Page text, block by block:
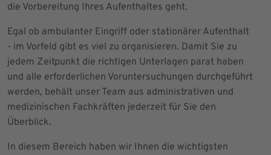
die Vorbereitung Ihres Aufenthaltes geht.
Egal ob ambulanter Eingriff oder stationärer Aufenthalt
- im Vorfeld gibt es viel zu organisieren. Damit Sie zu
jedem Zeitpunkt die richtigen Unterlagen parat haben
und alle erforderlichen Voruntersuchungen durchgeführt
werden, behält unser Team aus administrativen und
medizinischen Fachkräften jederzeit für Sie den
Überblick.
In diesem Bereich haben wir Ihnen die wichtigsten